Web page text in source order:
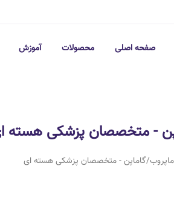
صفحه اصلی محصولات آموزش
- متخصصان پزشکی هسته
گاماپن - متخصصان پزشکی هسته ای